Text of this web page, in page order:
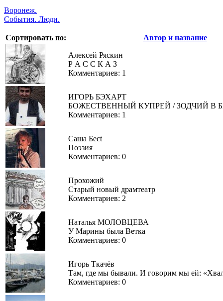
Воронеж.
События. Люди.
Сортировать по: Автор и название
Алексей Ряскин
Р А С С К А З
Комментариев: 1
ИГОРЬ БЭХАРТ
БОЖЕСТВЕННЫЙ КУПРЕЙ / ЗОДЧИЙ В
Комментариев: 1
Саша Бесt
Поэзия
Комментариев: 0
Прохожий
Старый новый драмтеатр
Комментариев: 2
Наталья МОЛОВЦЕВА
У Марины была Ветка
Комментариев: 0
Игорь Ткачёв
Там, где мы бывали. И говорим мы ей:
Комментариев: 0